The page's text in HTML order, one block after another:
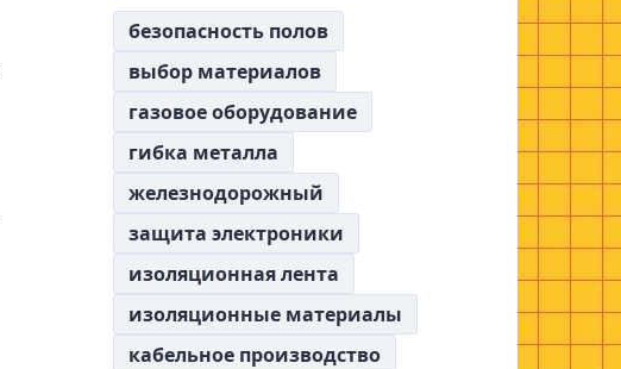
безопасность полов
выбор материалов
газовое оборудование
гибка металла
железнодорожный
защита электроники
изоляционная лента
изоляционные материалы
кабельное производство